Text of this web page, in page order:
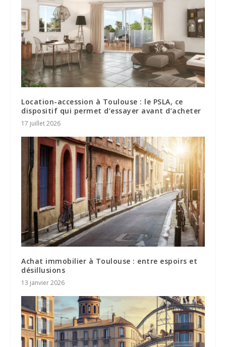
Location-accession à Toulouse : le PSLA, ce
dispositif qui permet d’essayer avant d’acheter
17 juillet 2026
Achat immobilier à Toulouse : entre espoirs et
désillusions
13 janvier 2026